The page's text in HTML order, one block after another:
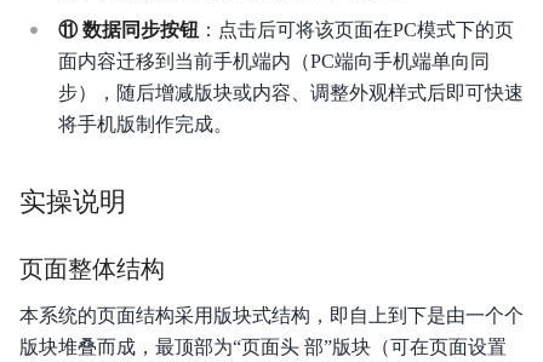
⑪ 数据同步按钮 ：点击后可将该页面在PC模式下的页
面内容迁移到当前手机端内（PC端向手机端单向同
步），随后增减版块或内容、调整外观样式后即可快速
将手机版制作完成。
实操说明
页面整体结构
本系统的页面结构采用版块式结构，即自上到下是由一个个
版块堆叠而成，最顶部为“页面头 部”版块（可在页面设置